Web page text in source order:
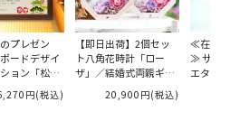
のプレゼン
ードデザイ
ョン「松だ
モリアルタ
入り）
円(税込)
【即日出荷】2個セッ
ト八角花時計「ロー
ザ」／結婚式両親ギフ
20,900円(税込)
≪在庫限
≫ サン
エタニ